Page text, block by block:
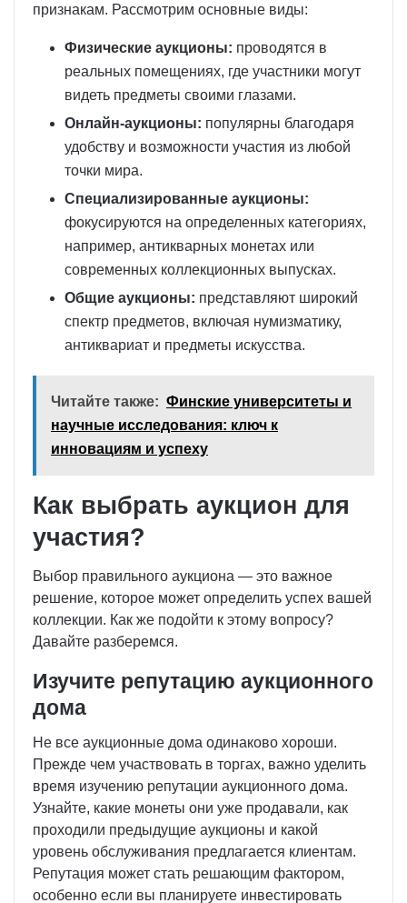
признакам. Рассмотрим основные виды:
Физические аукционы: проводятся в
реальных помещениях, где участники могут
видеть предметы своими глазами.
Онлайн-аукционы: популярны благодаря
удобству и возможности участия из любой
точки мира.
Специализированные аукционы:
фокусируются на определенных категориях,
например, антикварных монетах или
современных коллекционных выпусках.
Общие аукционы: представляют широкий
спектр предметов, включая нумизматику,
антиквариат и предметы искусства.
Читайте также: Финские университеты и
научные исследования: ключ к
инновациям и успеху
Как выбрать аукцион для
участия?
Выбор правильного аукциона — это важное
решение, которое может определить успех вашей
коллекции. Как же подойти к этому вопросу?
Давайте разберемся.
Изучите репутацию аукционного
дома
Не все аукционные дома одинаково хороши.
Прежде чем участвовать в торгах, важно уделить
время изучению репутации аукционного дома.
Узнайте, какие монеты они уже продавали, как
проходили предыдущие аукционы и какой
уровень обслуживания предлагается клиентам.
Репутация может стать решающим фактором,
особенно если вы планируете инвестировать